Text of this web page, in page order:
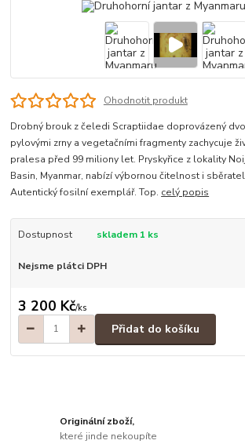
Ohodnotit produkt
Drobný brouk z čeledi Scraptiidae doprovázený
pylovými zrny a vegetačními fragmenty zachycuje
pralesa před 99 miliony let. Pryskyřice z lokality
Basin, Myanmar, nabízí výbornou čitelnost i
Autentický fosilní exemplář. Top. celý popis
Dostupnost skladem 1 ks
Nejsme plátci DPH
3 200 Kč/ks
Přidat do košíku
Originální zboží,
které jinde nekoupíte